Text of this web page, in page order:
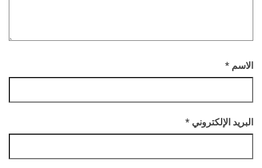
الاسم *
البريد الإلكتروني *